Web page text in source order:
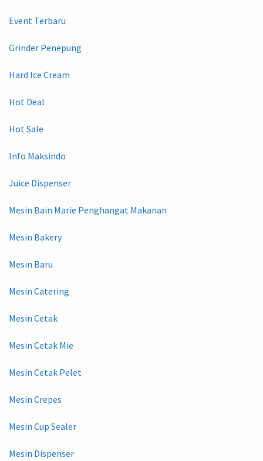
Event Terbaru
Grinder Penepung
Hard Ice Cream
Hot Deal
Hot Sale
Info Maksindo
Juice Dispenser
Mesin Bain Marie Penghangat Makanan
Mesin Bakery
Mesin Baru
Mesin Catering
Mesin Cetak
Mesin Cetak Mie
Mesin Cetak Pelet
Mesin Crepes
Mesin Cup Sealer
Mesin Dispenser